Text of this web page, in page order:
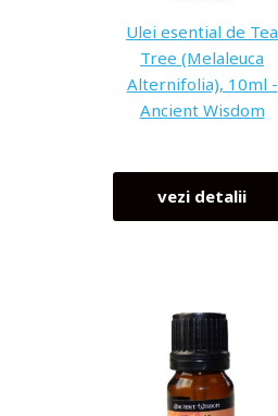
Ulei esential de Tea
Tree (Melaleuca
Alternifolia), 10ml -
Ancient Wisdom
vezi detalii